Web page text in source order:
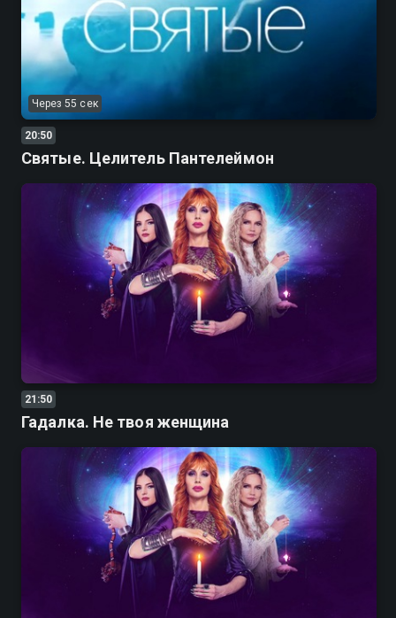
Через 55 сек
20:50
Святые. Целитель Пантелеймон
21:50
Гадалка. Не твоя женщина